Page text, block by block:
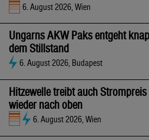
6. August 2026, Wien
Ungarns AKW Paks entgeht
dem Stillstand
6. August 2026, Budapest
Hitzewelle treibt auch Strompreis
wieder nach oben
6. August 2026, Wien